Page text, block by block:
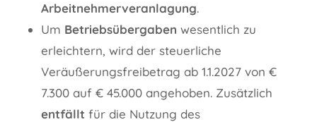
Arbeitnehmerveranlagung.
Um Betriebsübergaben wesentlich zu
erleichtern, wird der steuerliche
Veräußerungsfreibetrag ab 1.1.2027 von €
7.300 auf € 45.000 angehoben. Zusätzlich
entfällt für die Nutzung des